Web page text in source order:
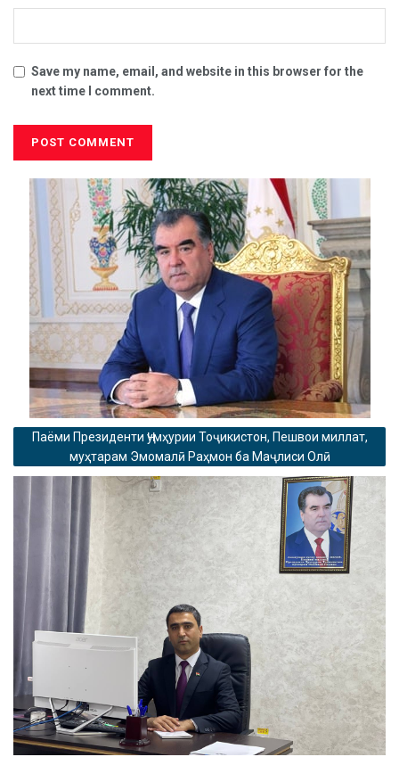
Save my name, email, and website in this browser for the
next time I comment.
Паёми Президенти Ҷумҳурии Тоҷикистон, Пешвои миллат,
муҳтарам Эмомалӣ Раҳмон ба Маҷлиси Олӣ